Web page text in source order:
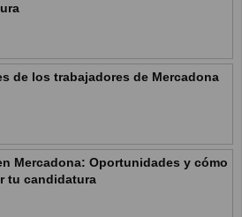
de los trabajadores de Mercadona
Mercadona: Oportunidades y cómo
tu candidatura